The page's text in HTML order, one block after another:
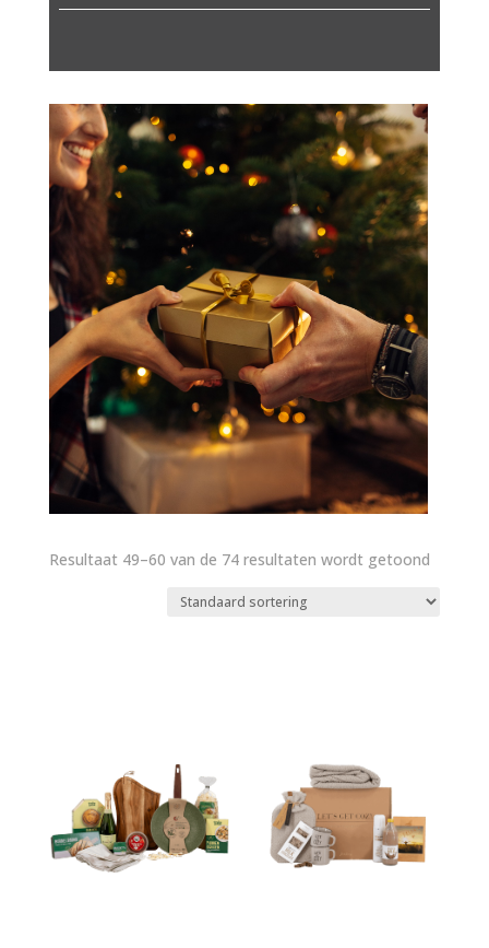
Resultaat 49–60 van de 74 resultaten wordt getoond